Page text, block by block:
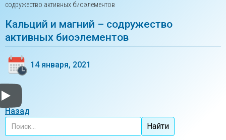
содружество активных биоэлементов
Кальций и магний – содружество
активных биоэлементов
14 января, 2021
Сибирь Цео Кальций и магний содружество активных биоэлементов
Назад